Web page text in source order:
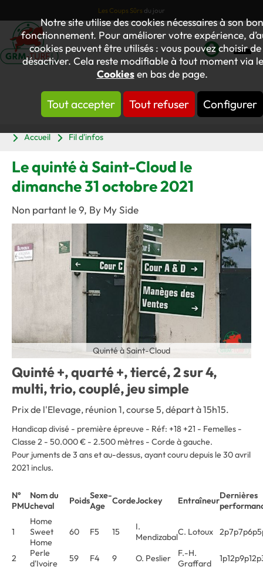
Notre site utilise des cookies nécessaires à son bon
fonctionnement. Pour améliorer votre expérience,
cookies peuvent être utilisés : vous pouvez choisir de
désactiver. Cela reste modifiable à tout moment via
Cookiesen bas de page.
Tout accepter Tout refuser Configurer
Les Coups Sûrs du jour
Mon
compte
Accueil
Fil d'infos
Le quinté à Saint-Cloud le
dimanche 31 octobre 2021
Non partant le 9, By My Side
Quinté à Saint-Cloud
Quinté +, quarté +, tiercé, 2 sur 4,
multi, trio, couplé, jeu simple
Prix de l'Elevage, réunion 1, course 5, départ à 15h15.
Handicap divisé - première épreuve - Réf: +18 +21 - Femelles -
Classe 2 - 50.000 € - 2.500 mètres - Corde à gauche.
Pour juments de 3 ans et au-dessus, ayant couru depuis le 30 avril
2021 inclus.
N°
PMU
Nom du
cheval
PoidsSexe-
Age
CordeJockey EntraîneurDernières
1
Home
Sweet
Home
60 F5 15
I.
MendizabalC. Lotoux
2
Perle
d'Ivoire
59 F4 9 O. Peslier
F.-H.
Graffard